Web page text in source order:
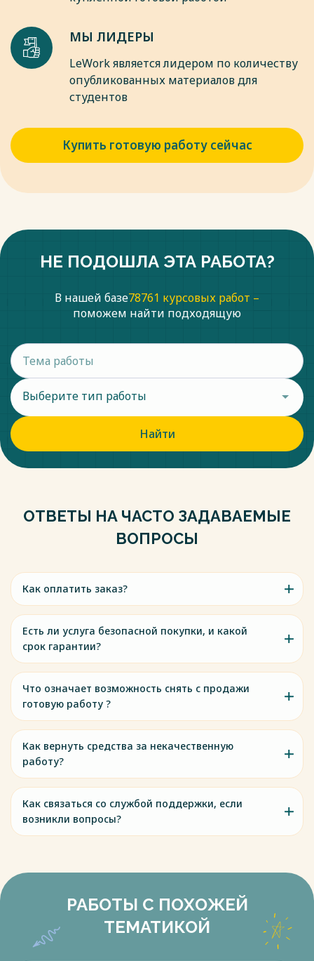
МЫ ЛИДЕРЫ
LeWork является лидером по количеству
опубликованных материалов для
студентов
Купить готовую работу сейчас
НЕ ПОДОШЛА ЭТА РАБОТА?
В нашей базе78761 курсовых работ –
поможем найти подходящую
Выберите тип работы
Найти
ОТВЕТЫ НА ЧАСТО ЗАДАВАЕМЫЕ
ВОПРОСЫ
Как оплатить заказ?
Есть ли услуга безопасной покупки, и какой
срок гарантии?
Что означает возможность снять с продажи
готовую работу ?
Как вернуть средства за некачественную
работу?
Как связаться со службой поддержки, если
возникли вопросы?
РАБОТЫ С ПОХОЖЕЙ
ТЕМАТИКОЙ